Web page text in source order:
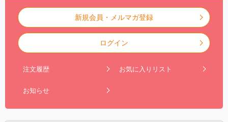
新規会員・メルマガ登録
ログイン
注文履歴 お気に入りリスト
お知らせ